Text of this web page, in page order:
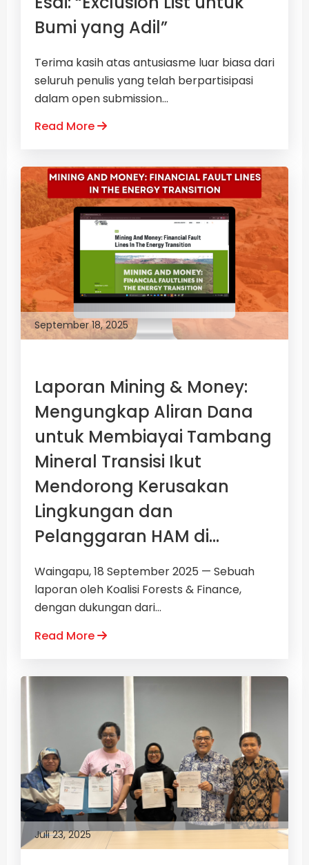
Bumi yang Adil”
Terima kasih atas antusiasme luar biasa dari
seluruh penulis yang telah berpartisipasi
dalam open submission...
Read More
September 18, 2025
Laporan Mining & Money:
Mengungkap Aliran Dana
untuk Membiayai Tambang
Mineral Transisi Ikut
Mendorong Kerusakan
Lingkungan dan
Pelanggaran HAM di...
Waingapu, 18 September 2025 — Sebuah
laporan oleh Koalisi Forests & Finance,
dengan dukungan dari...
Read More
Juli 23, 2025